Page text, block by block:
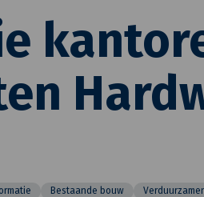
Bestaande bouw